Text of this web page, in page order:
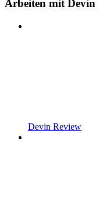
Arbeiten mit Devin
Devin Review